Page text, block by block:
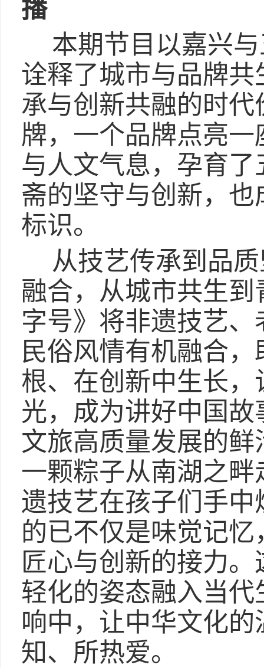
播
本期节目以嘉兴
诠释了城市与品牌
承与创新共融的时
牌，一个品牌点亮
与人文气息，孕育
斋的坚守与创新，
标识。
从技艺传承到品
融合，从城市共生
字号》将非遗技艺
民俗风情有机融合
根、在创新中生长
光，成为讲好中国
文旅高质量发展的
一颗粽子从南湖之
遗技艺在孩子们手
的已不仅是味觉记
匠心与创新的接力
轻化的姿态融入当
响中，让中华文化
知、所热爱。